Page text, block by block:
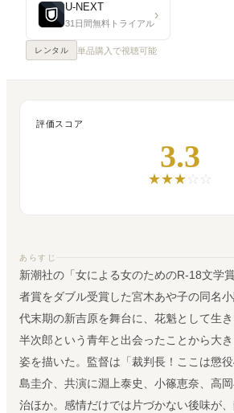
U-NEXT
31日間無料トライアル
›
レンタル 単品購入で視聴可能
あらすじ
新潮社の「女による女のためのR-18文学
者賞をダブル受賞した宮木あや子の同名
代末期の新吉原を舞台に、花魁として生き
半次郎という青年と出会ったことから大
姿を描いた。監督は「裁判長！ここは懲
島圭介、共演に淵上泰史、小篠恵奈、高
治ほか。感情だけでは片づかない後味が
評価スコア
3.3
★★★☆ ☆